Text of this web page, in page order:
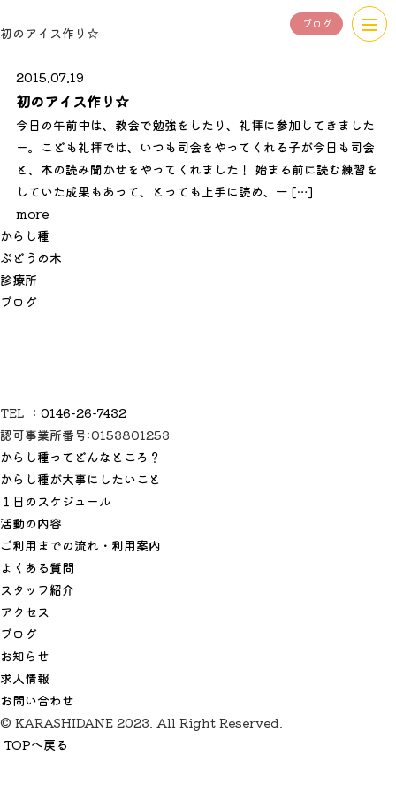
ブログ
初のアイス作り☆
2015.07.19
初のアイス作り☆
今日の午前中は、教会で勉強をしたり、礼拝に参加してきました
ー。こども礼拝では、いつも司会をやってくれる子が今日も司会
と、本の読み聞かせをやってくれました！ 始まる前に読む練習を
していた成果もあって、とっても上手に読め、一 […]
more
から し種
ぶ ど う の木
診療所
ブロ グ
TEL ： 0146-26-7432
認可事業所番号:0153801253
からし種ってどんなところ？
からし種が大事にしたいこと
１日のスケジュール
活動の内容
ご利用までの流れ・利用案内
よくある質問
スタッフ紹介
アクセス
ブログ
お知らせ
求人情報
お問い合わせ
© KARASHIDANE 2023. All Right Reserved.
TOPへ戻る